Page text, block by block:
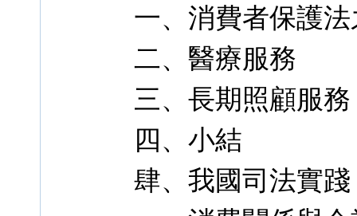
一、消費者保護
二、醫療服務
三、長期照顧服務
四、小結
肆、我國司法實踐